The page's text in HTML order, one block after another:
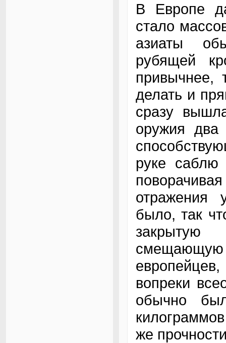
В Европе
стало
азиаты
рубящей
привычнее,
делать и
сразу
оружия
руке
отражения
было, так
вопреки
обычно
же